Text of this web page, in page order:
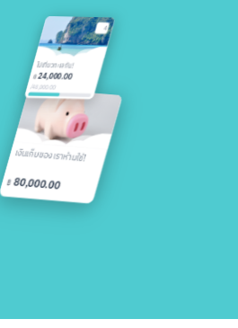
4
ไปเที่ยวทะเลกัน!
฿24,000.00
/48,000.00
เงินเก็บของเราห้ามใช้!
฿80,000.00